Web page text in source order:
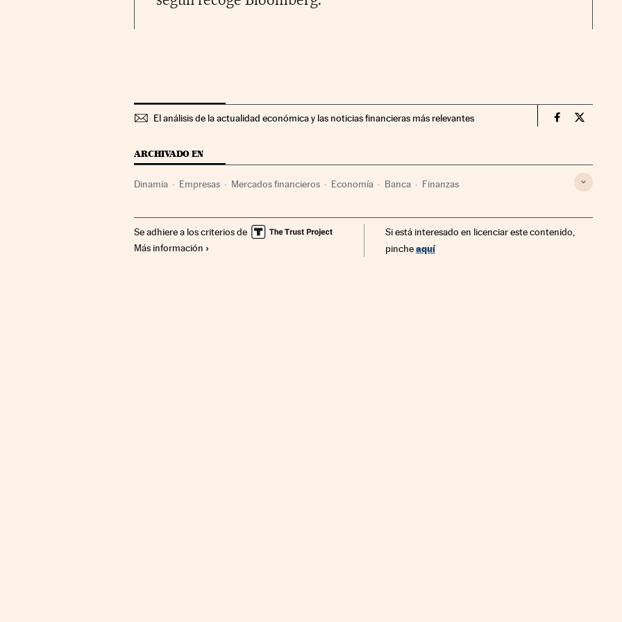
El análisis de la actualidad económica y las noticias financieras más relevantes Mercados
ARCHIVADO EN
Dinamia Empresas Mercados financieros Economía Banca Finanzas
Se adhiere a los criterios de
Más información
Si está interesado en licenciar este contenido,
pincheaquí